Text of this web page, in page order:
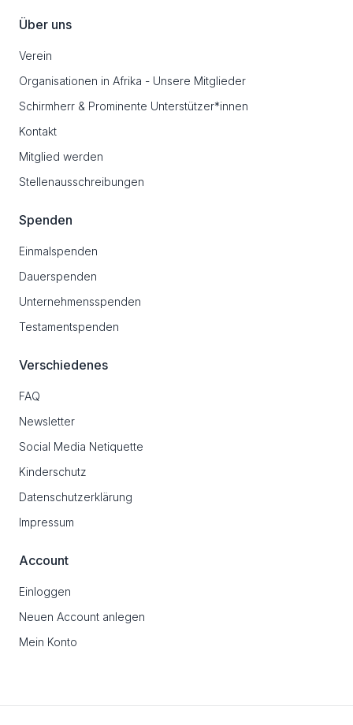
Über uns
Verein
Organisationen in Afrika - Unsere Mitglieder
Schirmherr & Prominente Unterstützer*innen
Kontakt
Mitglied werden
Stellenausschreibungen
Spenden
Einmalspenden
Dauerspenden
Unternehmensspenden
Testamentspenden
Verschiedenes
FAQ
Newsletter
Social Media Netiquette
Kinderschutz
Datenschutzerklärung
Impressum
Account
Einloggen
Neuen Account anlegen
Mein Konto